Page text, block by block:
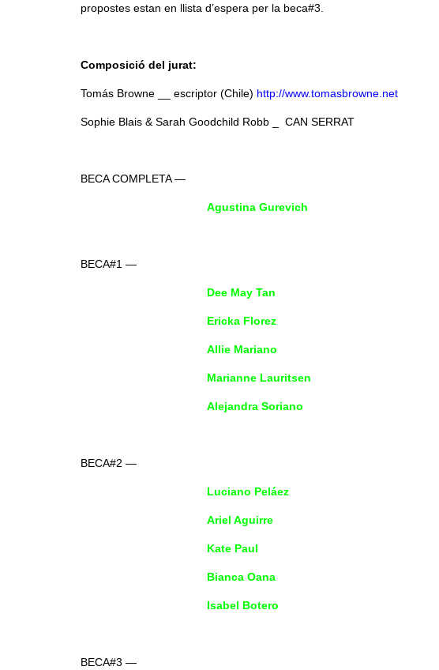
propostes estan en llista d’espera per la beca#3.
Composició del jurat:
Tomás Browne __ escriptor (Chile) http://www.tomasbrowne.net
Sophie Blais & Sarah Goodchild Robb _ CAN SERRAT
BECA COMPLETA —
Agustina Gurevich
BECA#1 —
Dee May Tan
Ericka Florez
Allie Mariano
Marianne Lauritsen
Alejandra Soriano
BECA#2 —
Luciano Peláez
Ariel Aguirre
Kate Paul
Bianca Oana
Isabel Botero
BECA#3 —